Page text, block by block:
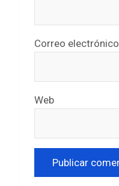
Correo electrónico
Web